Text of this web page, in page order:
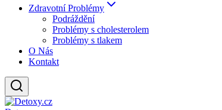
Zdravotní Problémy
Podráždění
Problémy s cholesterolem
Problémy s tlakem
O Nás
Kontakt